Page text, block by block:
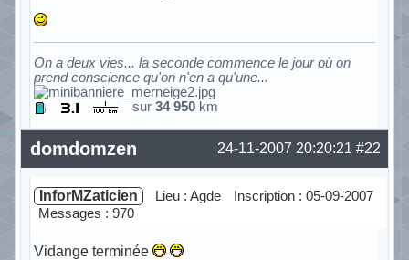
On a deux vies... la seconde commence le jour où on
prend conscience qu'on n'en a qu'une...
sur 34 950 km
Hors ligne #22
24-11-2007 20:20:21
domdomzen
InforMZaticien Lieu : Agde
Inscription : 05-09-2007
Messages : 970
Vidange terminée